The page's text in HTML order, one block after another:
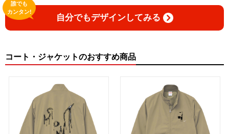
自分でもデザインしてみる
誰でも
カンタン!
コート・ジャケットのおすすめ商品